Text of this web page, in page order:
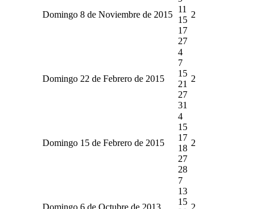
Domingo 8 de Noviembre de 2015
11
15
17
27
2
Domingo 22 de Febrero de 2015
4
7
15
21
27
31
2
Domingo 15 de Febrero de 2015
4
15
17
18
27
28
2
Domingo 6 de Octubre de 2013
7
13
15
2